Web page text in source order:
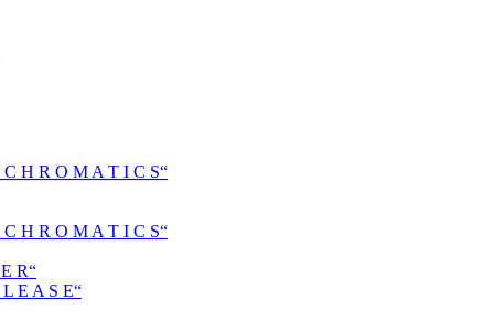
H R O M A T I C S“
H R O M A T I C S“
R“
E A S E“